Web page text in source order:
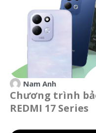
Nam Anh
Chương trình
REDMI 17 Series